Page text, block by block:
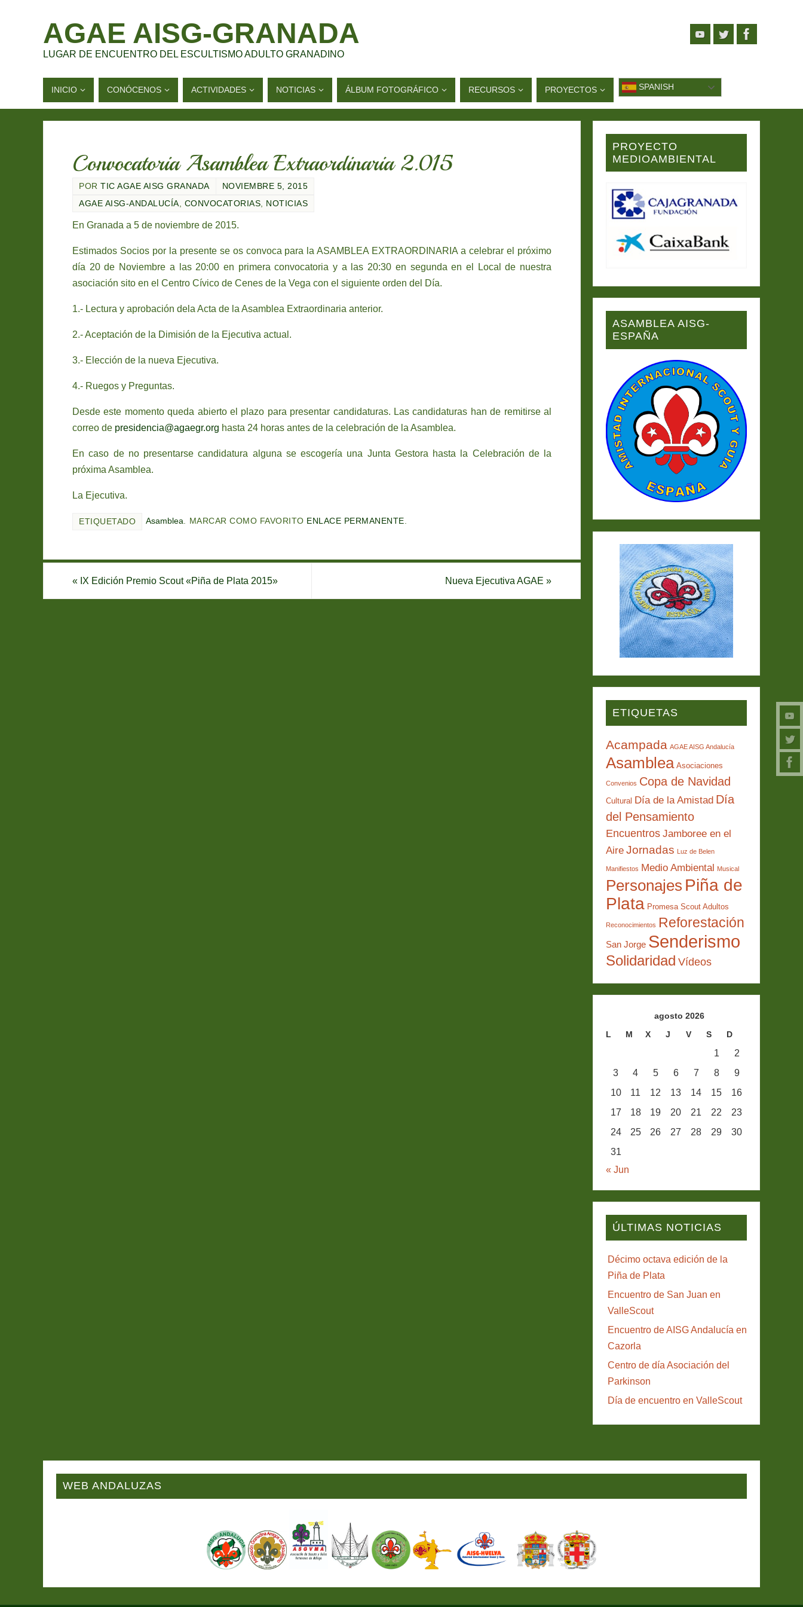
AGAE AISG-GRANADA
LUGAR DE ENCUENTRO DEL ESCULTISMO ADULTO GRANADINO
INICIO CONÓCENOS ACTIVIDADES NOTICIAS ÁLBUM FOTOGRÁFICO RECURSOS PROYECTOS SPANISH
Convocatoria Asamblea Extraordinaria 2.015
POR TIC AGAE AISG GRANADA
NOVIEMBRE 5, 2015
AGAE AISG-ANDALUCÍA, CONVOCATORIAS, NOTICIAS
En Granada a 5 de noviembre de 2015.
Estimados Socios por la presente se os convoca para la ASAMBLEA EXTRAORDINARIA a celebrar el próximo
día 20 de Noviembre a las 20:00 en primera convocatoria y a las 20:30 en segunda en el Local de nuestra
asociación sito en el Centro Cívico de Cenes de la Vega con el siguiente orden del Día.
1.- Lectura y aprobación dela Acta de la Asamblea Extraordinaria anterior.
2.- Aceptación de la Dimisión de la Ejecutiva actual.
3.- Elección de la nueva Ejecutiva.
4.- Ruegos y Preguntas.
Desde este momento queda abierto el plazo para presentar candidaturas. Las candidaturas han de remitirse al
correo de presidencia@agaegr.org hasta 24 horas antes de la celebración de la Asamblea.
En caso de no presentarse candidatura alguna se escogería una Junta Gestora hasta la Celebración de la
próxima Asamblea.
La Ejecutiva.
ETIQUETADO Asamblea. MARCAR COMO FAVORITO ENLACE PERMANENTE.
« IX Edición Premio Scout «Piña de Plata 2015» Nueva Ejecutiva AGAE »
PROYECTO
MEDIOAMBIENTAL
ASAMBLEA AISG-
ESPAÑA
ETIQUETAS
Acampada AGAE AISG Andalucía
Asamblea Asociaciones
Convenios Copa de Navidad
Cultural Día de la Amistad Día
del Pensamiento
Encuentros Jamboree en el
Aire Jornadas Luz de Belen
Manifiestos Medio Ambiental Musical
Personajes Piña de
Plata Promesa Scout Adultos
Reconocimientos Reforestación
San Jorge Senderismo
Solidaridad Vídeos
agosto 2026
L
M X J V S D
1
2
3
4 5 6 7 8
9
10
11 12 13 14 15
16
17
18 19 20 21 22
23
24
25 26 27 28 29
30
31
« Jun
ÚLTIMAS NOTICIAS
Décimo octava edición de la
Piña de Plata
Encuentro de San Juan en
ValleScout
Encuentro de AISG Andalucía en
Cazorla
Centro de día Asociación del
Parkinson
Día de encuentro en ValleScout
WEB ANDALUZAS